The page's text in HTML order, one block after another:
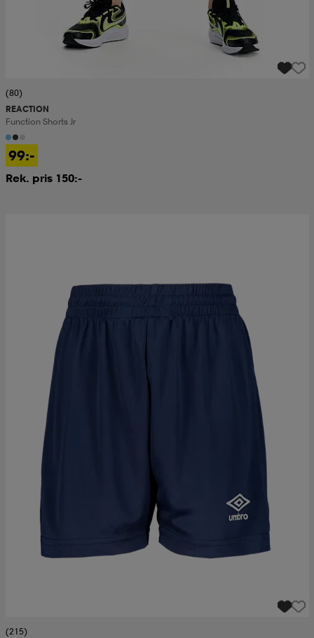
(80)
REACTION
Function Shorts Jr
99:-
Rek. pris 150:-
(215)